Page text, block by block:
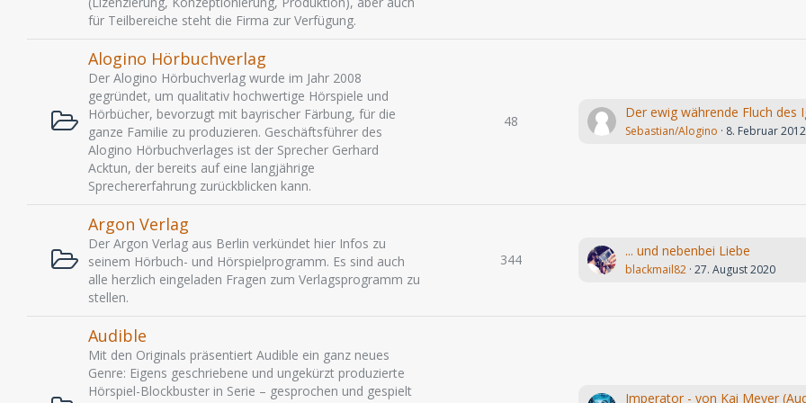
für Teilbereiche steht die Firma zur Verfügung.
Alogino Hörbuchverlag
Der Alogino Hörbuchverlag wurde im Jahr 2008
gegründet, um qualitativ hochwertige Hörspiele und
Hörbücher, bevorzugt mit bayrischer Färbung, für die
ganze Familie zu produzieren. Geschäftsführer des
Alogino Hörbuchverlages ist der Sprecher Gerhard
Acktun, der bereits auf eine langjährige
Sprechererfahrung zurückblicken kann.
48
Sebastian/Alogino 8. Februar 2012
Argon Verlag
Der Argon Verlag aus Berlin verkündet hier Infos zu
seinem Hörbuch- und Hörspielprogramm. Es sind auch
alle herzlich eingeladen Fragen zum Verlagsprogramm zu
stellen.
344
... und nebenbei Liebe
blackmail82 27. August 2020
Audible
Mit den Originals präsentiert Audible ein ganz neues
Genre: Eigens geschriebene und ungekürzt produzierte
Hörspiel-Blockbuster in Serie – gesprochen und gespielt
Imperator - von Kai Meyer